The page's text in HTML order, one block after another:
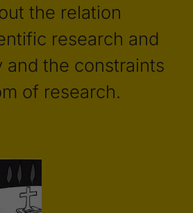
the relation
research and
and the constraints
of research.